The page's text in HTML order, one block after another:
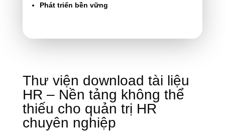
Phát triển bền vững
Thư viện download tài liệu
HR – Nền tảng không thể
thiếu cho quản trị HR
chuyên nghiệp